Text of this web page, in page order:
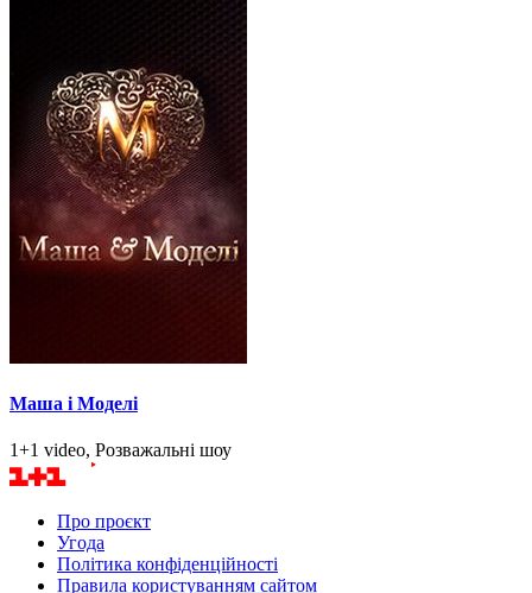
Маша і Моделі
1+1 video, Розважальні шоу
Про проєкт
Угода
Політика конфіденційності
Правила користуванням сайтом